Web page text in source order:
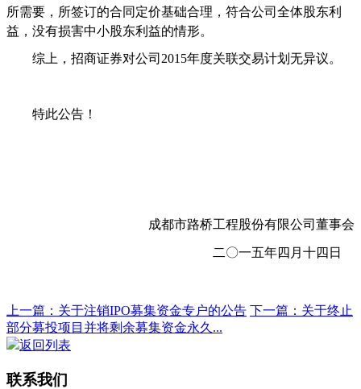
所需要，所签订的合同定价基础合理，符合公司全体股东利
益，没有损害中小股东利益的情形。
综上，招商证券对公司 2015年度关联交易计划无异议。
特此公告！
成都市路桥工程股份有限公司董事会
二〇一五年四月十四日
上一篇：关于注销IPO募集资金专户的公告 下一篇：关于终止
部分募投项目并将剩余募集资金永久...
返回列表
联系我们